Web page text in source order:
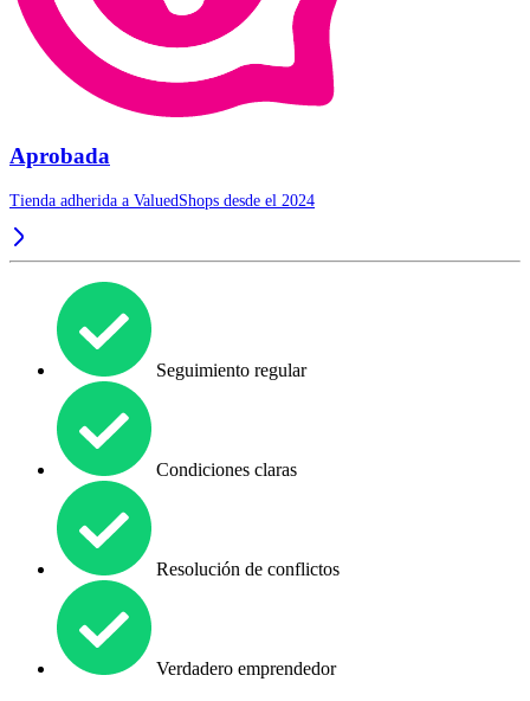
Aprobada
Tienda adherida a ValuedShops desde el 2024
Seguimiento regular
Condiciones claras
Resolución de conflictos
Verdadero emprendedor